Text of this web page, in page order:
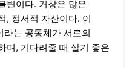
변이다. 거창은 많은
, 정서적 자산이다. 이
는 공동체가 서로의
며, 기다려줄 때 살기 좋은